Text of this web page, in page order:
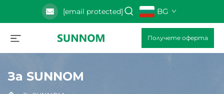
[email protected] BG
Получете оферта
За SUNNOM